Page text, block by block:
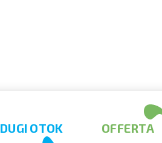
DUGI OTOK OFFERTA